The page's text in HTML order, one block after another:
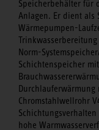
Speicherbehälter für
Anlagen. Er dient als
Wärmepumpen-
Norm-
Schichtenspeicher
Durchlauferwärmung
Chromstahlwellrohr
hohe